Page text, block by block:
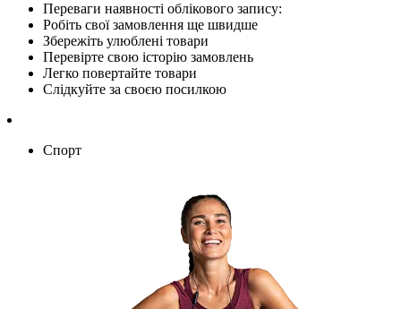
Переваги наявності облікового запису:
Робіть свої замовлення ще швидше
Збережіть улюблені товари
Перевірте свою історію замовлень
Легко повертайте товари
Слідкуйте за своєю посилкою
Спорт